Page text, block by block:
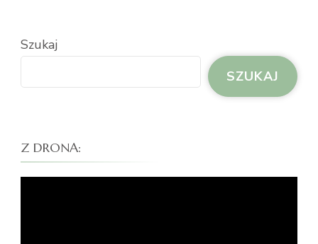
Szukaj
SZUKAJ
Z DRONA: